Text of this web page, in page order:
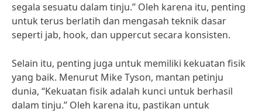
segala sesuatu dalam tinju.” Oleh karena itu, penting
untuk terus berlatih dan mengasah teknik dasar
seperti jab, hook, dan uppercut secara konsisten.
Selain itu, penting juga untuk memiliki kekuatan fisik
yang baik. Menurut Mike Tyson, mantan petinju
dunia, “Kekuatan fisik adalah kunci untuk berhasil
dalam tinju.” Oleh karena itu, pastikan untuk